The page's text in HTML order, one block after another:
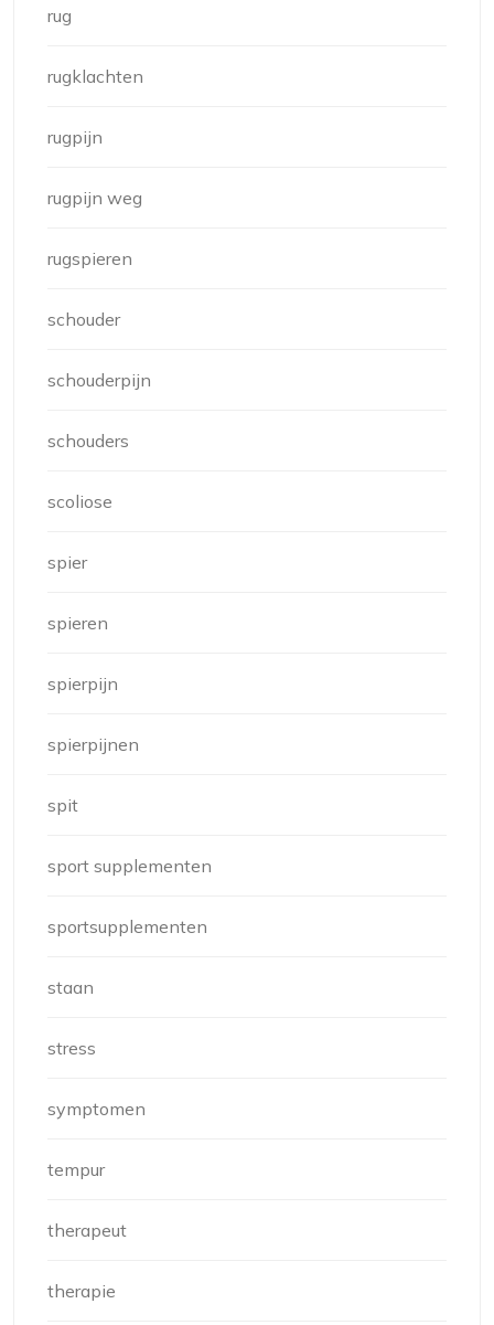
rug
rugklachten
rugpijn
rugpijn weg
rugspieren
schouder
schouderpijn
schouders
scoliose
spier
spieren
spierpijn
spierpijnen
spit
sport supplementen
sportsupplementen
staan
stress
symptomen
tempur
therapeut
therapie